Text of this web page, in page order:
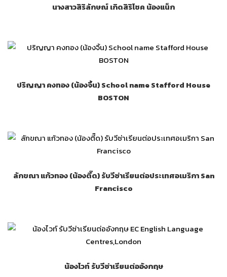
นางสาวสิริลักษณ์ เกิดสิริโชค น้องแน็ก
ปริญญา คงทอง (น้องจิ้น) School name Stafford House
BOSTON
ลักขณา แก้วทอง (น้องตี๊ด) รับวีซ่าเรียนต่อประเทศอเมริกา San
Francisco
น้องไวท์ รับวีซ่าเรียนต่ออังกฤษ